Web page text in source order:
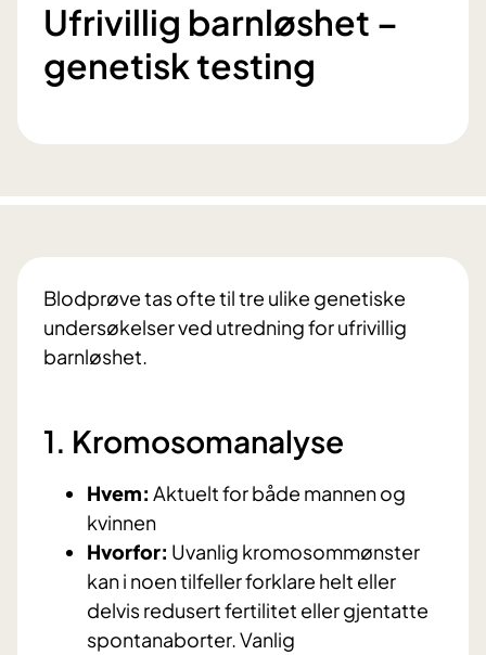
Ufrivillig barnløshet –
genetisk testing
Blodprøve tas ofte til tre ulike genetiske
undersøkelser ved utredning for ufrivillig
barnløshet.
1. Kromosomanalyse
Hvem: Aktuelt for både mannen og
kvinnen
Hvorfor: Uvanlig kromosommønster
kan i noen tilfeller forklare helt eller
delvis redusert fertilitet eller gjentatte
spontanaborter. Vanlig